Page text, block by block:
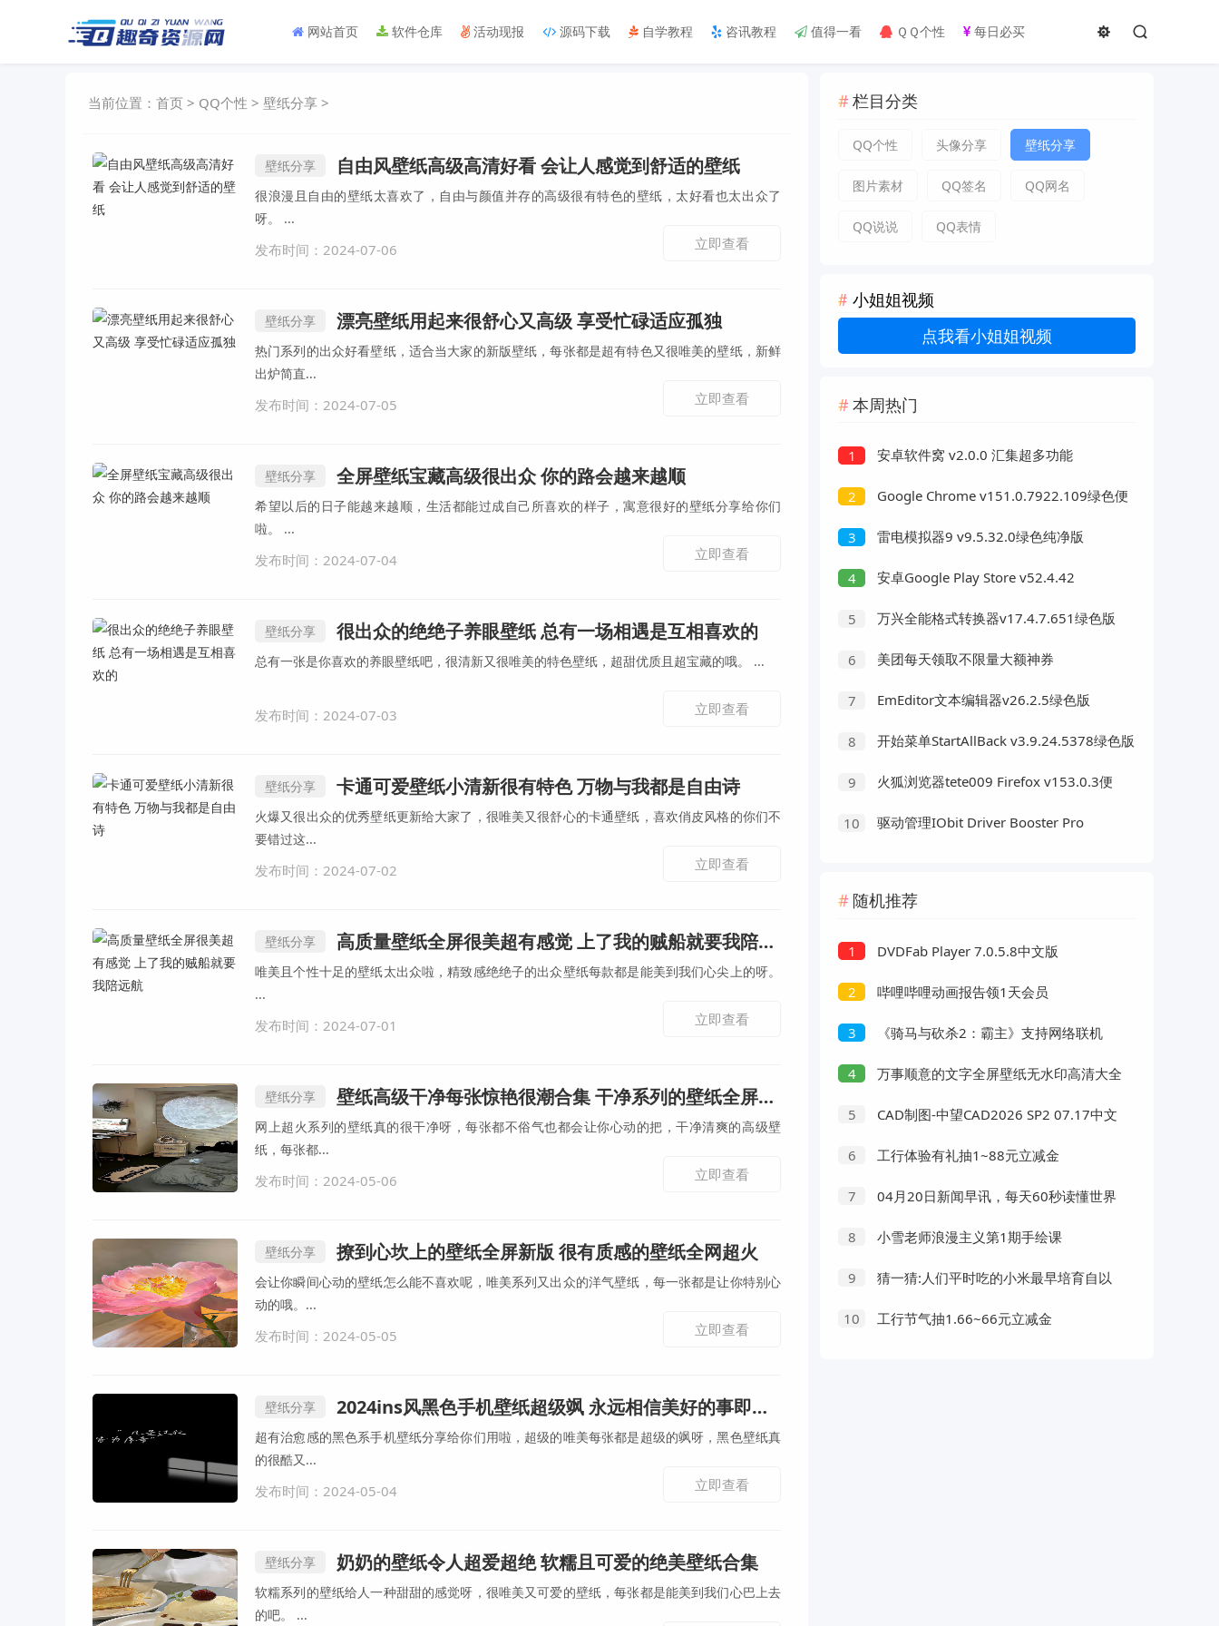
网站首页 软件仓库 活动现报 源码下载 自学教程 咨讯教程 值得一看 ＱＱ个性 每日必买
当前位置： 首页 > QQ个性 > 壁纸分享 >
壁纸分享 自由风壁纸高级高清好看 会让人感觉到舒适的壁纸
很浪漫且自由的壁纸太喜欢了，自由与颜值并存的高级很有特色的壁纸，太好看也太出众了
呀。 ...
发布时间：2024-07-06 立即查看
壁纸分享 漂亮壁纸用起来很舒心又高级 享受忙碌适应孤独
热门系列的出众好看壁纸，适合当大家的新版壁纸，每张都是超有特色又很唯美的壁纸，新鲜
出炉简直...
发布时间：2024-07-05 立即查看
壁纸分享 全屏壁纸宝藏高级很出众 你的路会越来越顺
希望以后的日子能越来越顺，生活都能过成自己所喜欢的样子，寓意很好的壁纸分享给你们
啦。 ...
发布时间：2024-07-04 立即查看
壁纸分享 很出众的绝绝子养眼壁纸 总有一场相遇是互相喜欢的
总有一张是你喜欢的养眼壁纸吧，很清新又很唯美的特色壁纸，超甜优质且超宝藏的哦。 ...
发布时间：2024-07-03 立即查看
壁纸分享 卡通可爱壁纸小清新很有特色 万物与我都是自由诗
火爆又很出众的优秀壁纸更新给大家了，很唯美又很舒心的卡通壁纸，喜欢俏皮风格的你们不
要错过这...
发布时间：2024-07-02 立即查看
壁纸分享 高质量壁纸全屏很美超有感觉 上了我的贼船就要我陪远航
唯美且个性十足的壁纸太出众啦，精致感绝绝子的出众壁纸每款都是能美到我们心尖上的呀。
...
发布时间：2024-07-01 立即查看
壁纸分享 壁纸高级干净每张惊艳很潮合集 干净系列的壁纸全屏合集
网上超火系列的壁纸真的很干净呀，每张都不俗气也都会让你心动的把，干净清爽的高级壁
纸，每张都...
发布时间：2024-05-06 立即查看
壁纸分享 撩到心坎上的壁纸全屏新版 很有质感的壁纸全网超火
会让你瞬间心动的壁纸怎么能不喜欢呢，唯美系列又出众的洋气壁纸，每一张都是让你特别心
动的哦。...
发布时间：2024-05-05 立即查看
壁纸分享 2024ins风黑色手机壁纸超级飒 永远相信美好的事即将发生
超有治愈感的黑色系手机壁纸分享给你们用啦，超级的唯美每张都是超级的飒呀，黑色壁纸真
的很酷又...
发布时间：2024-05-04 立即查看
壁纸分享 奶奶的壁纸令人超爱超绝 软糯且可爱的绝美壁纸合集
软糯系列的壁纸给人一种甜甜的感觉呀，很唯美又可爱的壁纸，每张都是能美到我们心巴上去
的吧。 ...
栏目分类
QQ个性 头像分享 壁纸分享
图片素材 QQ签名 QQ网名
QQ说说 QQ表情
小姐姐视频
点我看小姐姐视频
本周热门
1 安卓软件窝 v2.0.0 汇集超多功能
2
Google Chrome v151.0.7922.109绿色便
3 雷电模拟器9 v9.5.32.0绿色纯净版
4 安卓Google Play Store v52.4.42
5 万兴全能格式转换器v17.4.7.651绿色版
6 美团每天领取不限量大额神券
7 EmEditor文本编辑器v26.2.5绿色版
8 开始菜单StartAllBack v3.9.24.5378绿色版
9
火狐浏览器tete009 Firefox v153.0.3便
10
驱动管理IObit Driver Booster Pro
随机推荐
1 DVDFab Player 7.0.5.8中文版
2 哔哩哔哩动画报告领1天会员
3 《骑马与砍杀2：霸主》支持网络联机
4
万事顺意的文字全屏壁纸无水印高清大全
5
CAD制图-中望CAD2026 SP2 07.17中文
6 工行体验有礼抽1~88元立减金
7 04月20日新闻早讯，每天60秒读懂世界
8 小雪老师浪漫主义第1期手绘课
9
猜一猜:人们平时吃的小米最早培育自以
10 工行节气抽1.66~66元立减金